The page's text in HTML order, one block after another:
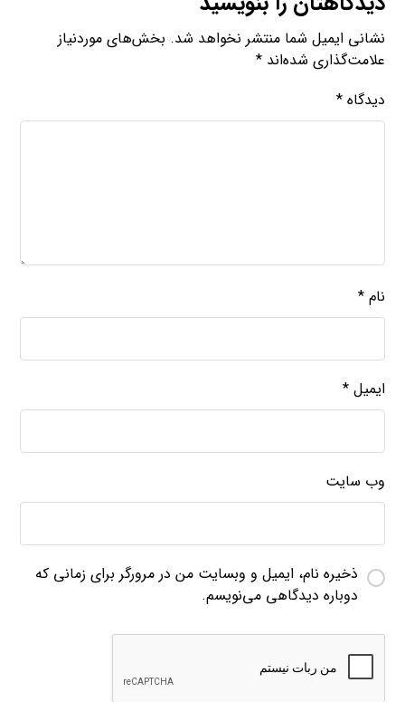
نشانی ایمیل شما منتشر نخواهد شد. بخش‌های موردنیاز
علامت‌گذاری شده‌اند*
دیدگاه*
نام*
ایمیل*
وب‌ سایت
ذخیره نام، ایمیل و وبسایت من در مرورگر برای زمانی که
دوباره دیدگاهی می‌نویسم.